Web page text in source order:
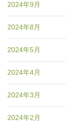
2024年9月
2024年8月
2024年5月
2024年4月
2024年3月
2024年2月